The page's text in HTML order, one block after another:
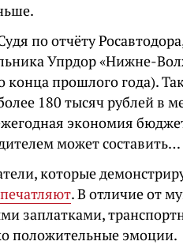
по отчёту
Упрдор «Нижне-
прошлого года).
180 тысяч рублей в
экономия
может
которые
. В отличие от
заплатками,
положительные эмоции.